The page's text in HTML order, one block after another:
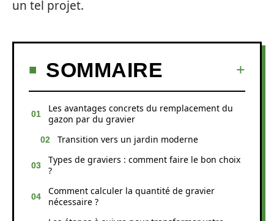
un tel projet.
SOMMAIRE
Les avantages concrets du remplacement du
gazon par du gravier
Transition vers un jardin moderne
Types de graviers : comment faire le bon choix
?
Comment calculer la quantité de gravier
nécessaire ?